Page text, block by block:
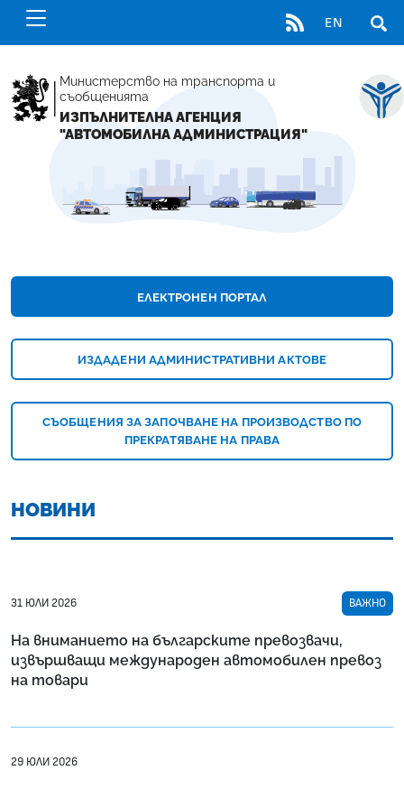
RSS EN
Министерство на транспорта и
съобщенията
ИЗПЪЛНИТЕЛНА АГЕНЦИЯ
"АВТОМОБИЛНА АДМИНИСТРАЦИЯ"
ЕЛЕКТРОНЕН ПОРТАЛ
ИЗДАДЕНИ АДМИНИСТРАТИВНИ АКТОВЕ
СЪОБЩЕНИЯ ЗА ЗАПОЧВАНЕ НА ПРОИЗВОДСТВО ПО
ПРЕКРАТЯВАНЕ НА ПРАВА
НОВИНИ
31 ЮЛИ 2026 ВАЖНО
На вниманието на българските превозвачи,
извършващи международен автомобилен превоз
на товари
29 ЮЛИ 2026